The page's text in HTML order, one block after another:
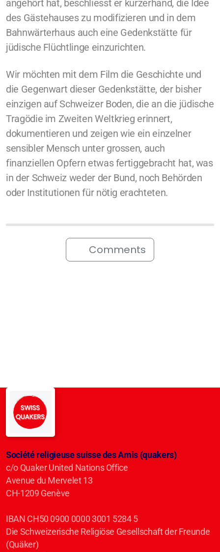
angehört hat, beschliesst er kurzerhand, die Idee
des Gästehauses zu modifizieren und in dem
Bahnwärterhaus auch eine Gedenkstätte für
jüdische Flüchtlinge einzurichten.
Wir möchten mit dem Film die Geschichte und
die Gegenwart dieser Gedenkstätte, der bisher
einzigen auf Schweizer Boden, die an die jüdische
Tragödie im Zweiten Weltkrieg erinnert,
dokumentieren und zeigen wie ein einzelner
sensibler Mensch unter grossen, auch
finanziellen Opfern etwas fertiggebracht hat, was
in der Schweiz weder der Bund, noch Behörden
oder Institutionen für nötig erachteten.
Comments
Société religieuse suisse des Amis (quakers)
c/o Quaker United Nations Office
Avenue du Mervelet 13
CH-1209 Genève
IBAN CH50 0900 0000 3001 5284 5
Die Schweizerische Religiöse Gesellschaft der Freunde
(Quäker)